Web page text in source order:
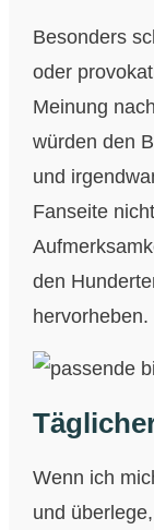
Besonders
oder
Meinung
würden den
und
Fanseite
den
hervorheben.
Wenn ich
und